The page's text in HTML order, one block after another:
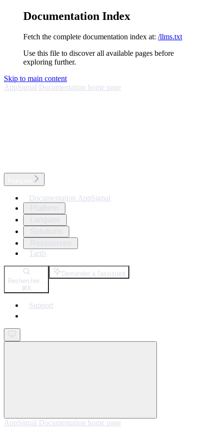
Documentation Index
Fetch the complete documentation index at: /llms.txt
Use this file to discover all available pages before
exploring further.
Skip to main content
AppSignal Documentation home page
Documentation AppSignal
Tarifs
Rechercher...
⌘ K
Demander à l'assistant
Support
AppSignal Documentation home page